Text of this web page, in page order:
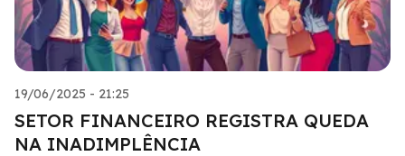
19/06/2025 - 21:25
SETOR FINANCEIRO REGISTRA QUEDA
NA INADIMPLÊNCIA